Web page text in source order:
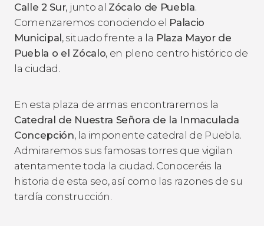
Calle 2 Sur, junto al Zócalo de Puebla.
Comenzaremos conociendo el Palacio
Municipal, situado frente a la Plaza Mayor de
Puebla o el Zócalo, en pleno centro histórico de
la ciudad.
En esta plaza de armas encontraremos la
Catedral de Nuestra Señora de la Inmaculada
Concepción, la imponente catedral de Puebla.
Admiraremos sus famosas torres que vigilan
atentamente toda la ciudad. Conoceréis la
historia de esta seo, así como las razones de su
tardía construcción.